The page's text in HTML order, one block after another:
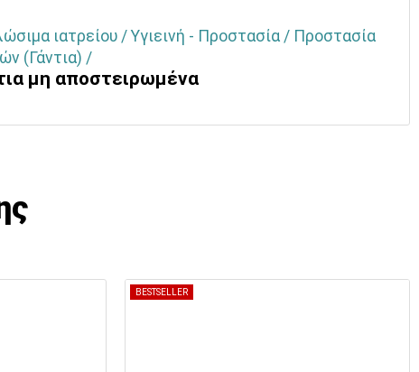
ιατρείου / Υγιεινή - Προστασία / Προστασία
(Γάντια) /
μη αποστειρωμένα
BESTSELLER